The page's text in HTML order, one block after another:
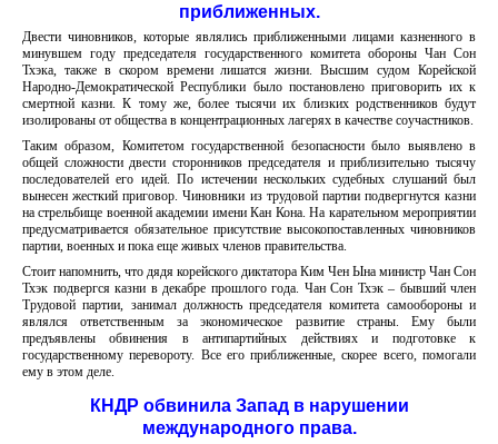
приближенных.
Двести чиновников, которые являлись приближенными лицами казненного в
минувшем году председателя государственного комитета обороны Чан Сон
Тхэка, также в скором времени лишатся жизни. Высшим судом Корейской
Народно-Демократической Республики было постановлено приговорить их к
смертной казни. К тому же, более тысячи их близких родственников будут
изолированы от общества в концентрационных лагерях в качестве соучастников.
Таким образом, Комитетом государственной безопасности было выявлено в
общей сложности двести сторонников председателя и приблизительно тысячу
последователей его идей. По истечении нескольких судебных слушаний был
вынесен жесткий приговор. Чиновники из трудовой партии подвергнутся казни
на стрельбище военной академии имени Кан Кона. На карательном мероприятии
предусматривается обязательное присутствие высокопоставленных чиновников
партии, военных и пока еще живых членов правительства.
Стоит напомнить, что дядя корейского диктатора Ким Чен Ына министр Чан Сон
Тхэк подвергся казни в декабре прошлого года. Чан Сон Тхэк – бывший член
Трудовой партии, занимал должность председателя комитета самообороны и
являлся ответственным за экономическое развитие страны. Ему были
предъявлены обвинения в антипартийных действиях и подготовке к
государственному перевороту. Все его приближенные, скорее всего, помогали
ему в этом деле.
КНДР обвинила Запад в нарушении
международного права.